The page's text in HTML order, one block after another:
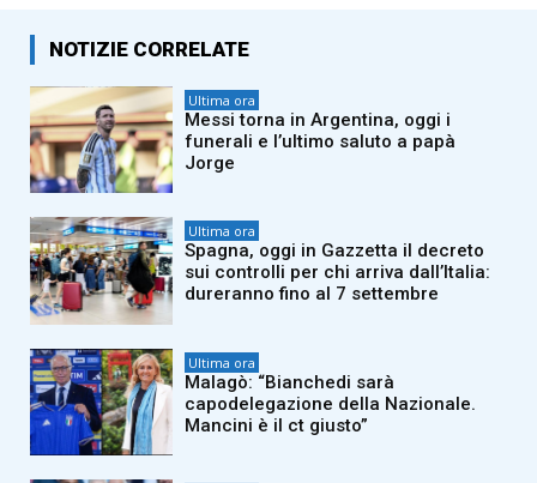
NOTIZIE CORRELATE
Ultima ora
Messi torna in Argentina, oggi i
funerali e l’ultimo saluto a papà
Jorge
Ultima ora
Spagna, oggi in Gazzetta il decreto
sui controlli per chi arriva dall’Italia:
dureranno fino al 7 settembre
Ultima ora
Malagò: “Bianchedi sarà
capodelegazione della Nazionale.
Mancini è il ct giusto”